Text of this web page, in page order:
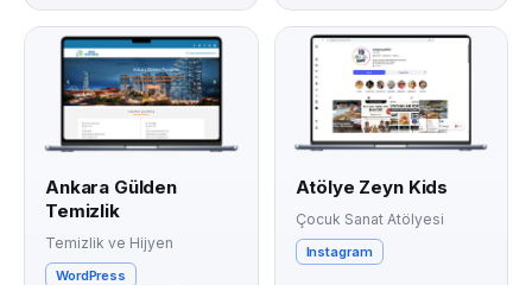
Ankara Gülden
Temizlik
Temizlik ve Hijyen
WordPress
Atölye Zeyn Kids
Çocuk Sanat Atölyesi
Instagram